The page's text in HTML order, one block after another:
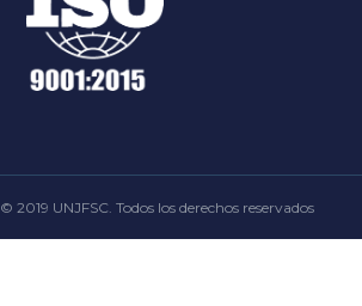
© 2019 UNJFSC. Todos los derechos reservados